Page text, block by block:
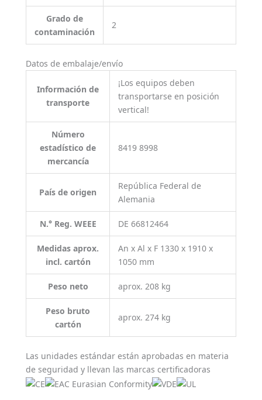
Grado de
contaminación
2
Datos de embalaje/envío
Información de
transporte
¡Los equipos deben
transportarse en posición
vertical!
Número
estadístico de
mercancía
8419 8998
País de origen
República Federal de
Alemania
N.° Reg. WEEE DE 66812464
Medidas aprox.
incl. cartón
An x Al x F 1330 x 1910 x
1050 mm
Peso neto aprox. 208 kg
Peso bruto
cartón
aprox. 274 kg
Las unidades estándar están aprobadas en materia
de seguridad y llevan las marcas certificadoras